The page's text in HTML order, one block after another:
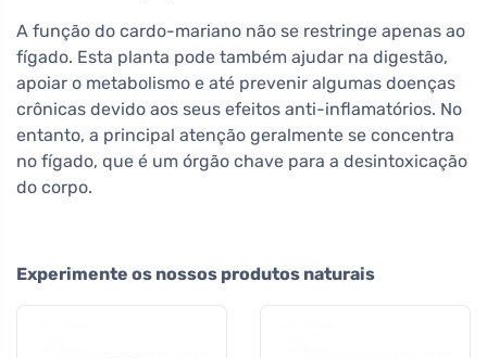
A função do cardo-mariano não se restringe apenas ao
fígado. Esta planta pode também ajudar na digestão,
apoiar o metabolismo e até prevenir algumas doenças
crônicas devido aos seus efeitos anti-inflamatórios. No
entanto, a principal atenção geralmente se concentra
no fígado, que é um órgão chave para a desintoxicação
do corpo.
Experimente os nossos produtos naturais